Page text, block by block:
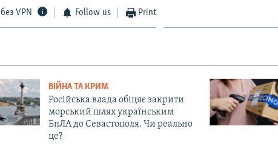
VPN Follow us Print
ВІЙНА ТА КРИМ
Російська влада обіцяє закрити
морський шлях українським
БпЛА до Севастополя. Чи реально
це?